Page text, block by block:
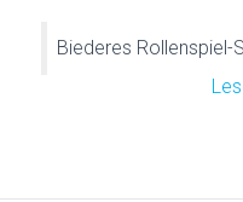
Biederes